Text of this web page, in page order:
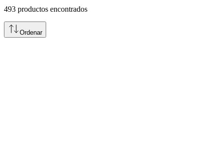
493 productos encontrados
Ordenar